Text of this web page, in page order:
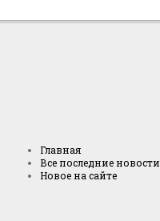
Главная
Все последние новости
Новое на сайте